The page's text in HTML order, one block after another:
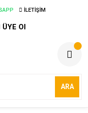
İLETİŞİM
ÜYE Ol
ARA